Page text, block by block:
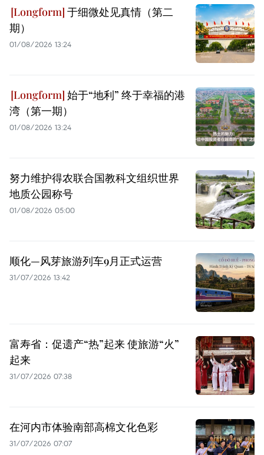
于细微处见真情（第二
期）
01/08/2026 13:24
始于“地利” 终于幸福的港
湾（第一期）
01/08/2026 13:24
努力维护得农联合国教科文组织世界
地质公园称号
01/08/2026 05:00
顺化—风芽旅游列车9月正式运营
31/07/2026 13:42
富寿省：促遗产“热”起来 使旅游“火”
起来
31/07/2026 07:38
在河内市体验南部高棉文化色彩
31/07/2026 07:07